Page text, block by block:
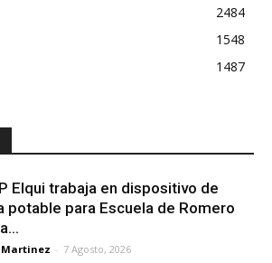
2484
1548
1487
Elqui trabaja en dispositivo de
potable para Escuela de Romero
Martinez - 7 Agosto, 2026